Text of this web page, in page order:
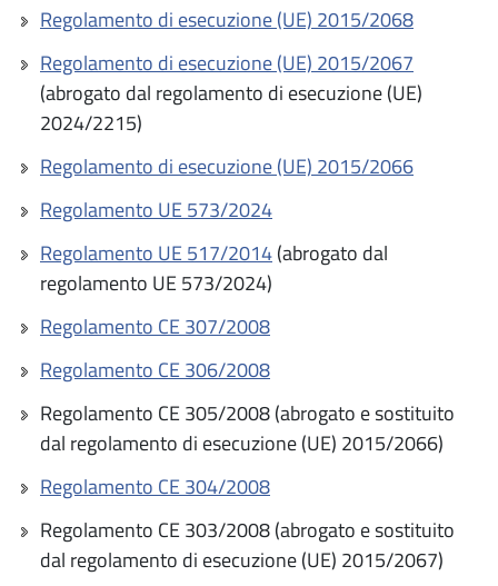
Regolamento di esecuzione (UE) 2015/2068
Regolamento di esecuzione (UE) 2015/2067
(abrogato dal regolamento di esecuzione (UE)
2024/2215)
Regolamento di esecuzione (UE) 2015/2066
Regolamento UE 573/2024
Regolamento UE 517/2014(abrogato dal
regolamento UE 573/2024)
Regolamento CE 307/2008
Regolamento CE 306/2008
Regolamento CE 305/2008 (abrogato e sostituito
dal regolamento di esecuzione (UE) 2015/2066)
Regolamento CE 304/2008
Regolamento CE 303/2008 (abrogato e sostituito
dal regolamento di esecuzione (UE) 2015/2067)